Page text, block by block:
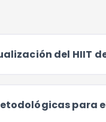
del HIIT
para